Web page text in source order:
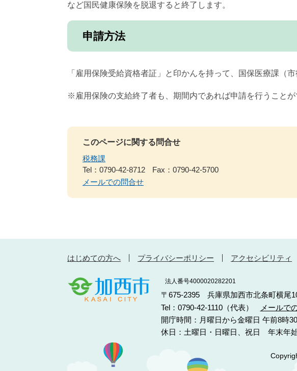
など国民健康保険を脱退すると終了します。
申請方法
「雇用保険受給資格者証」と印かんを持って、国保医療課（
※雇用保険の支給終了者も、期間内であれば申請を行うことが
このページに関する問合せ
税務課
Tel：0790-42-8712
Fax：0790-42-5700
メールでの問合せ
はじめての方へ プライバシーポリシー アクセシビリティ
法人番号4000020282201
〒675-2395 兵庫県加西市北条町横尾
Tel：0790-42-1110（代表）
メールで
開庁時間：月曜日から金曜日 午前8時
休日：土曜日・日曜日、祝日 年末年始